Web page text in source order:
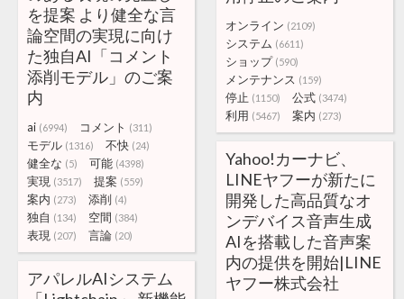
オンライン (2109)
システム (6611)
ショップ (590)
メンテナンス (159)
停止 (1150) 公式 (3474)
利用 (5467) 案内 (273)
を提案 より健全な言
論空間の実現に向け
た独自AI「コメント
添削モデル」のご案
内
ai (6994) コメント (311)
モデル (1316) 不快 (24)
健全な (5) 可能 (4398)
実現 (3517) 提案 (559)
案内 (273) 添削 (4)
独自 (134) 空間 (384)
表現 (207) 言論 (20)
Yahoo!カーナビ、
LINEヤフーが新たに
開発した高品質なオ
ンデバイス音声生成
AIを搭載した音声案
内の提供を開始|LINE
ヤフー株式会社
アパレルAIシステム